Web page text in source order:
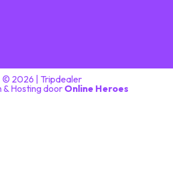
© 2026 | Tripdealer
& Hosting door Online Heroes